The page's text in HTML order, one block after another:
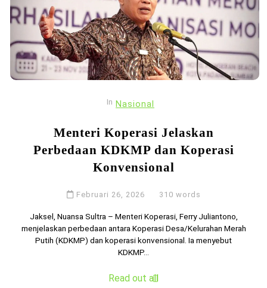
In Nasional
Menteri Koperasi Jelaskan
Perbedaan KDKMP dan Koperasi
Konvensional
Februari 26, 2026 310 words
Jaksel, Nuansa Sultra – Menteri Koperasi, Ferry Juliantono,
menjelaskan perbedaan antara Koperasi Desa/Kelurahan Merah
Putih (KDKMP) dan koperasi konvensional. Ia menyebut
KDKMP...
Read out all